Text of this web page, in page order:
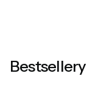
Bestsellery